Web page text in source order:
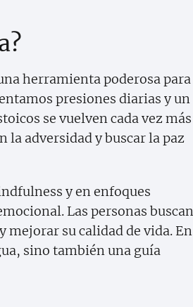
herramienta poderosa para
presiones diarias y un
se vuelven cada vez más
adversidad y buscar la paz
y en enfoques
Las personas buscan
mejorar su calidad de vida. En
sino también una guía